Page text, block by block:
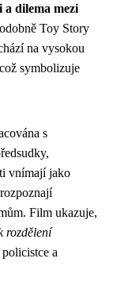
a dilema mezi
Toy Story
na vysokou
symbolizuje
s
vnímají jako
Film ukazuje,
rozdělení
a